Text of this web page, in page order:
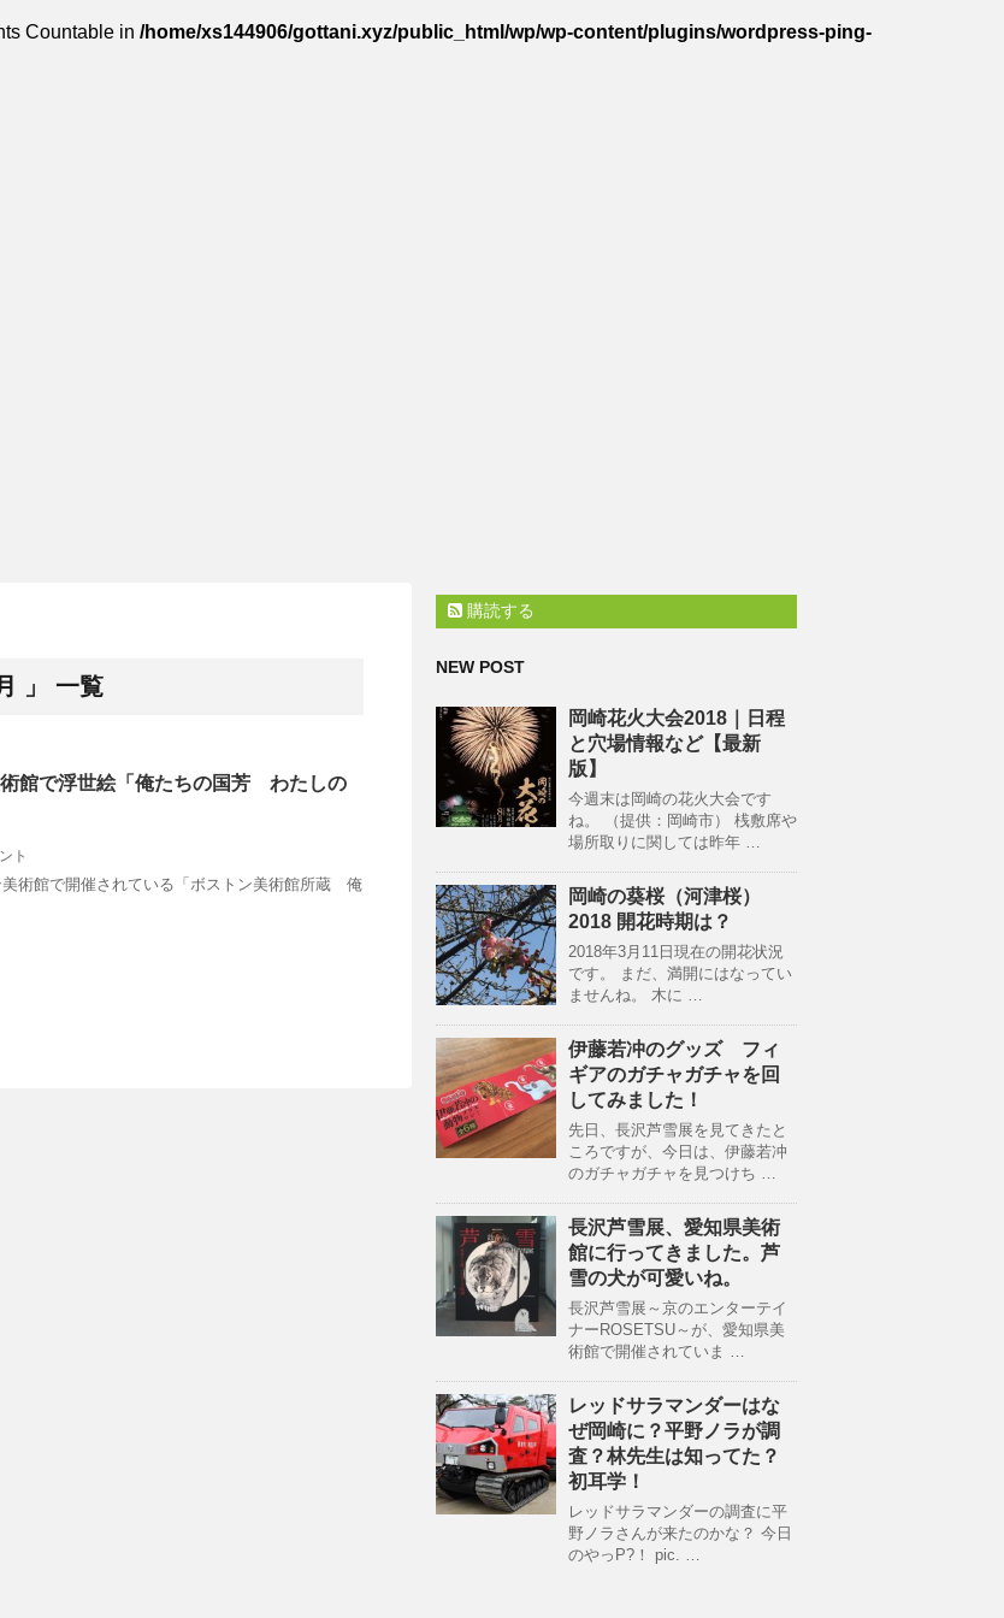
Countable in /home/xs144906/gottani.xyz/public_html/wp/wp-content/plugins/wordpress-ping-
」 一覧
館で浮世絵「俺たちの国芳 わたしの
ト
術館で開催されている「ボストン美術館所蔵 俺
購読する
NEW POST
岡崎花火大会2018｜日程
と穴場情報など【最新
版】
今週末は岡崎の花火大会です
ね。 （提供：岡崎市） 桟敷席や
場所取りに関しては昨年 …
岡崎の葵桜（河津桜）
2018 開花時期は？
2018年3月11日現在の開花状況
です。 まだ、満開にはなってい
ませんね。 木に …
伊藤若冲のグッズ フィ
ギアのガチャガチャを回
してみました！
先日、長沢芦雪展を見てきたと
ころですが、今日は、伊藤若冲
のガチャガチャを見つけち …
長沢芦雪展、愛知県美術
館に行ってきました。芦
雪の犬が可愛いね。
長沢芦雪展～京のエンターテイ
ナーROSETSU～が、愛知県美
術館で開催されていま …
レッドサラマンダーはな
ぜ岡崎に？平野ノラが調
査？林先生は知ってた？
初耳学！
レッドサラマンダーの調査に平
野ノラさんが来たのかな？ 今日
のやっP?！ pic. …